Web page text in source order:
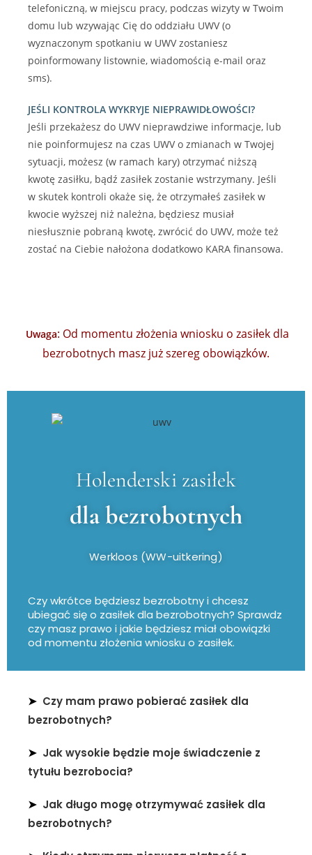
telefoniczną, w miejscu pracy, podczas wizyty w Twoim
domu lub wzywając Cię do oddziału UWV (o
wyznaczonym spotkaniu w UWV zostaniesz
poinformowany listownie, wiadomością e-mail oraz
sms).
JEŚLI KONTROLA WYKRYJE NIEPRAWIDŁOWOŚCI?
Jeśli przekażesz do UWV nieprawdziwe informacje, lub
nie poinformujesz na czas UWV o zmianach w Twojej
sytuacji, możesz (w ramach kary) otrzymać niższą
kwotę zasiłku, bądź zasiłek zostanie wstrzymany. Jeśli
w skutek kontroli okaże się, że otrzymałeś zasiłek w
kwocie wyższej niż należna, będziesz musiał
niesłusznie pobraną kwotę, zwrócić do UWV, może też
zostać na Ciebie nałożona dodatkowo KARA finansowa.
Uwaga: Od momentu złożenia wniosku o zasiłek dla
bezrobotnych masz już szereg obowiązków.
Holenderski zasiłek
dla bezrobotnych
Werkloos (WW-uitkering)
Czy wkrótce będziesz bezrobotny i chcesz
ubiegać się o zasiłek dla bezrobotnych? Sprawdz
czy masz prawo i jakie będziesz miał obowiązki
od momentu złożenia wniosku o zasiłek.
➤ Czy mam prawo pobierać zasiłek dla
bezrobotnych?
➤ Jak wysokie będzie moje świadczenie z
tytułu bezrobocia?
➤ Jak długo mogę otrzymywać zasiłek dla
bezrobotnych?